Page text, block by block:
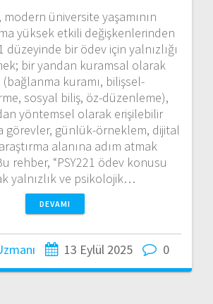
modern üniversite yaşamının
yüksek etkili değişkenlerinden
düzeyinde bir ödev için yalnızlığı
bir yandan kuramsal olarak
(bağlanma kuramı, bilişsel-
sosyal biliş, öz-düzenleme),
yöntemsel olarak erişilebilir
görevler, günlük-örneklem, dijital
alanına adım atmak
rehber, “PSY221 ödev konusu
yalnızlık ve psikolojik…
DEVAMI
13 Eylül 2025 0